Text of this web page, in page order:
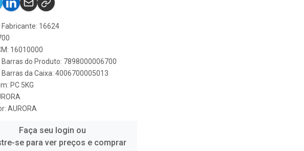
Fabricante: 16624
16010000
Barras do Produto: 7898000006700
Barras da Caixa: 4006700005013
PC 5KG
AURORA
Faça seu login ou
se para ver preços e comprar